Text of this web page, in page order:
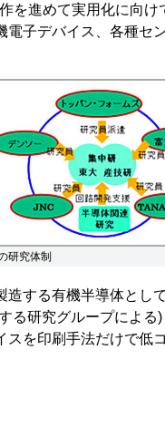
を進めて実用化に向
電子デバイス、各種セ
研究体制
する有機半導体とし
る研究グループによる
スを印刷手法だけで低